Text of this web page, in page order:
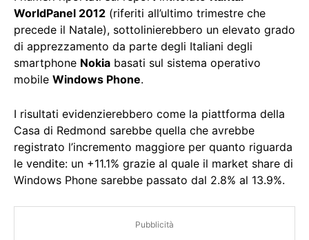
WorldPanel 2012 (riferiti all’ultimo trimestre che
precede il Natale), sottolinierebbero un elevato grado
di apprezzamento da parte degli Italiani degli
smartphone Nokia basati sul sistema operativo
mobile Windows Phone.
I risultati evidenzierebbero come la piattforma della
Casa di Redmond sarebbe quella che avrebbe
registrato l’incremento maggiore per quanto riguarda
le vendite: un +11.1% grazie al quale il market share di
Windows Phone sarebbe passato dal 2.8% al 13.9%.
Pubblicità